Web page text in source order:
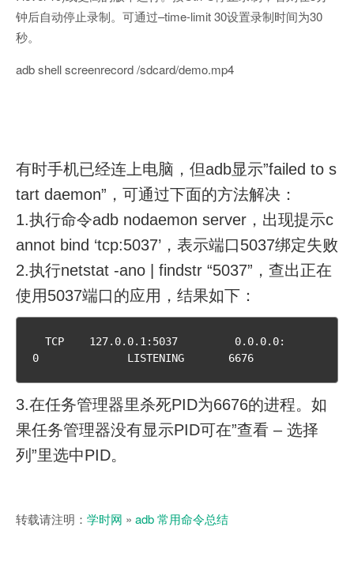
钟后自动停止录制。可通过–time-limit 30设置录制时间为30
秒。
adb shell screenrecord /sdcard/demo.mp4
有时手机已经连上电脑，但adb显示”failed to s
tart daemon”，可通过下面的方法解决：
1.执行命令adb nodaemon server，出现提示c
annot bind ‘tcp:5037’，表示端口5037绑定失败
2.执行netstat -ano | findstr “5037”，查出正在
使用5037端口的应用，结果如下：
TCP    127.0.0.1:5037         0.0.0.0:
0              LISTENING       6676
3.在任务管理器里杀死PID为6676的进程。如
果任务管理器没有显示PID可在”查看 – 选择
列”里选中PID。
转载请注明： 学时网 » adb 常用命令总结